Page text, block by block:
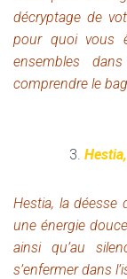
décryptage de
pour quoi vous
ensembles
comprendre le
Hestia, la déesse
une énergie
ainsi qu’au
s’enfermer dans